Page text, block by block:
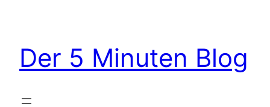
Der 5 Minuten Blog